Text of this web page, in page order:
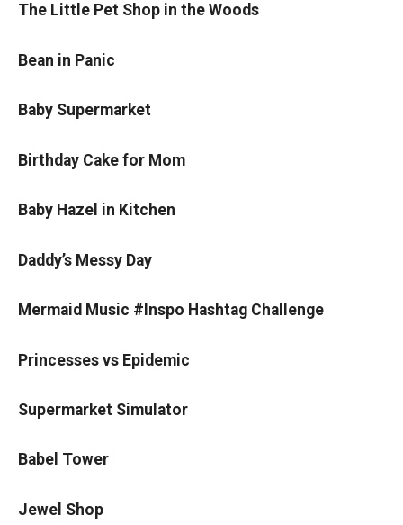
The Little Pet Shop in the Woods
Bean in Panic
Baby Supermarket
Birthday Cake for Mom
Baby Hazel in Kitchen
Daddy’s Messy Day
Mermaid Music #Inspo Hashtag Challenge
Princesses vs Epidemic
Supermarket Simulator
Babel Tower
Jewel Shop